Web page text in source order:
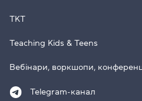
TKT
Teaching Kids & Teens
Вебінари, воркшопи,
Telegram-канал